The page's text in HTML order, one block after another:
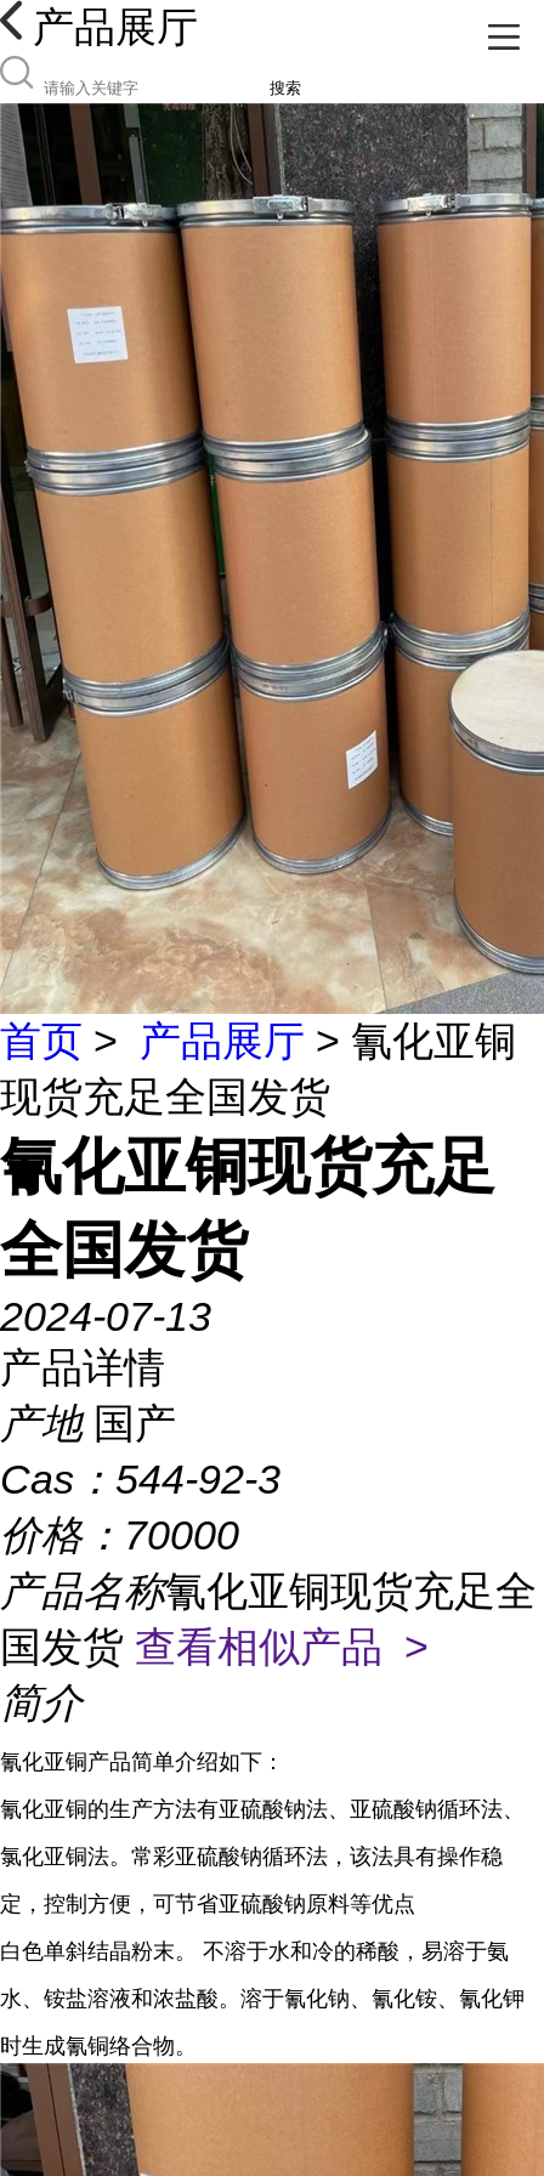
产品展厅
搜索
首页 > 产品展厅 > 氰化亚铜
现货充足全国发货
氰化亚铜现货充足
全国发货
2024-07-13
产品详情
产地 国产
Cas： 544-92-3
价格： 70000
产品名称氰化亚铜现货充足全
国发货 查看相似产品 >
简介
氰化亚铜产品简单介绍如下：
氰化亚铜的生产方法有亚硫酸钠法、亚硫酸钠循环法、
氯化亚铜法。常彩亚硫酸钠循环法，该法具有操作稳
定，控制方便，可节省亚硫酸钠原料等优点
白色单斜结晶粉末。 不溶于水和冷的稀酸，易溶于氨
水、铵盐溶液和浓盐酸。溶于氰化钠、氰化铵、氰化钾
时生成氰铜络合物。